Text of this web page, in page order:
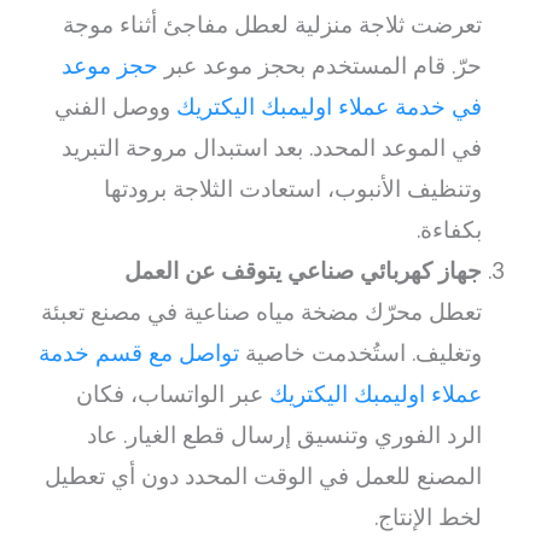
تعرضت ثلاجة منزلية لعطل مفاجئ أثناء موجة
حرّ. قام المستخدم بحجز موعد عبر حجز موعد
في خدمة عملاء اوليمبك اليكتريك ووصل الفني
في الموعد المحدد. بعد استبدال مروحة التبريد
وتنظيف الأنبوب، استعادت الثلاجة برودتها
بكفاءة.
جهاز كهربائي صناعي يتوقف عن العمل
تعطل محرّك مضخة مياه صناعية في مصنع تعبئة
وتغليف. استُخدمت خاصيةتواصل مع قسم خدمة
عملاء اوليمبك اليكتريك عبر الواتساب، فكان
الرد الفوري وتنسيق إرسال قطع الغيار. عاد
المصنع للعمل في الوقت المحدد دون أي تعطيل
لخط الإنتاج.